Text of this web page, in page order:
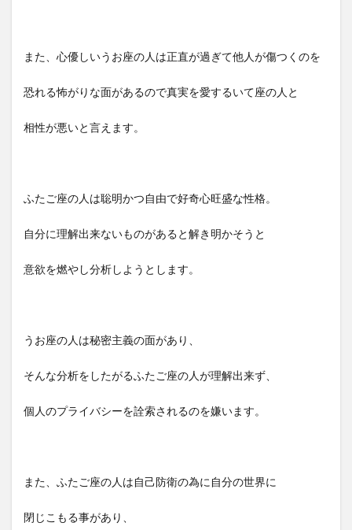
また、心優しいうお座の人は正直が過ぎて他人が傷つくのを
恐れる怖がりな面があるので真実を愛するいて座の人と
相性が悪いと言えます。
ふたご座の人は聡明かつ自由で好奇心旺盛な性格。
自分に理解出来ないものがあると解き明かそうと
意欲を燃やし分析しようとします。
うお座の人は秘密主義の面があり、
そんな分析をしたがるふたご座の人が理解出来ず、
個人のプライバシーを詮索されるのを嫌います。
また、ふたご座の人は自己防衛の為に自分の世界に
閉じこもる事があり、